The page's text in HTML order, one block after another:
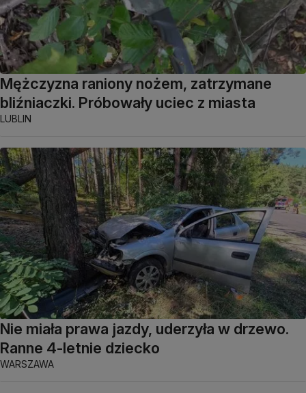
Mężczyzna raniony nożem, zatrzymane
bliźniaczki. Próbowały uciec z miasta
LUBLIN
Nie miała prawa jazdy, uderzyła w drzewo.
Ranne 4-letnie dziecko
WARSZAWA